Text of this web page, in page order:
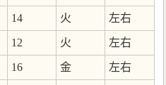
14 火 左右
12 火 左右
16 金 左右